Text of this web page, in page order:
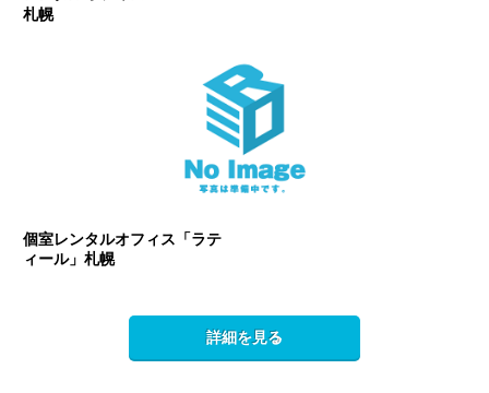
札幌
個室レンタルオフィス「ラテ
ィール」札幌
詳細を見る